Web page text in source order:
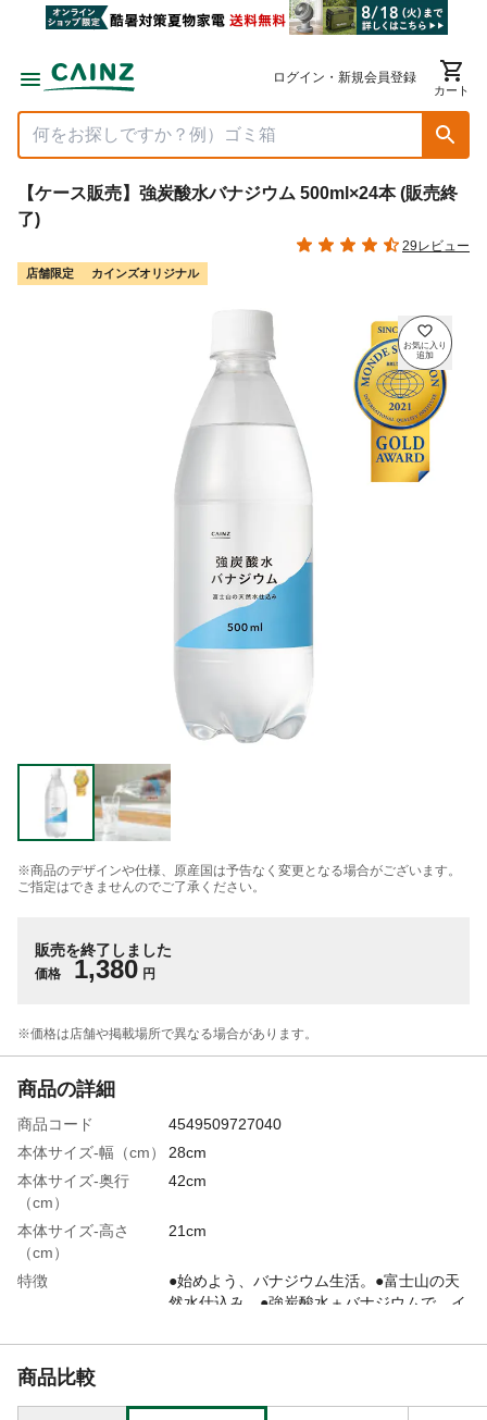
ログイン・新規会員登録
カート
【ケース販売】強炭酸水バナジウム 500ml×24本 (販売終
了)
29レビュー
店舗限定 カインズオリジナル
※商品のデザインや仕様、原産国は予告なく変更となる場合がございます。
ご指定はできませんのでご了承ください。
販売を終了しました
価格 1,380 円
※価格は​店舗や​掲載場所で​異なる​場合が​あります。
商品の詳細
商品コード
4549509727040
本体サイズ-幅（cm）
28cm
本体サイズ-奥行
（cm）
42cm
本体サイズ-高さ
（cm）
21cm
特徴
●始めよう、バナジウム生活。●富士山の天
然水仕込み。●強炭酸水＋バナジウムで、イ
内容量
500ml
商品比較